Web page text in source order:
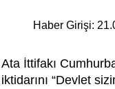
Haber Girişi:
Ata İttifakı
iktidarını “Devlet